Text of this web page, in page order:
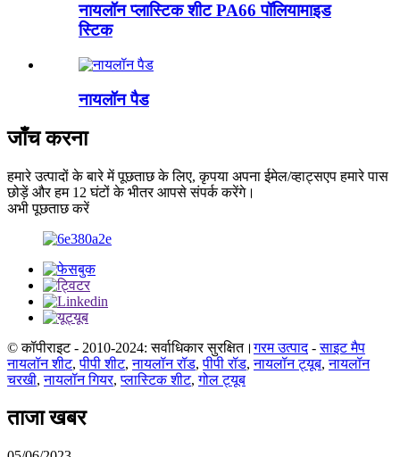
नायलॉन प्लास्टिक शीट PA66 पॉलियामाइड
स्टिक
नायलॉन पैड
जाँच करना
हमारे उत्पादों के बारे में पूछताछ के लिए, कृपया अपना ईमेल/व्हाट्सएप हमारे पास
छोड़ें और हम 12 घंटों के भीतर आपसे संपर्क करेंगे।
अभी पूछताछ करें
© कॉपीराइट - 2010-2024: सर्वाधिकार सुरक्षित।गरम उत्पाद-साइट मैप
नायलॉन शीट,पीपी शीट,नायलॉन रॉड,पीपी रॉड,नायलॉन ट्यूब,नायलॉन
चरखी,नायलॉन गियर,प्लास्टिक शीट,गोल ट्यूब
ताजा खबर